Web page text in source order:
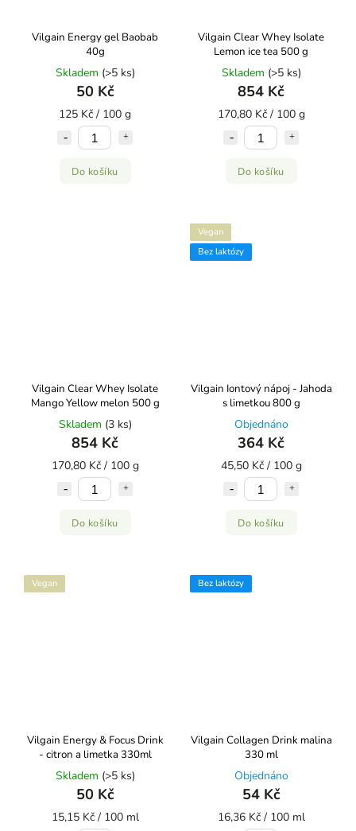
Vilgain Energy gel Baobab
40g
Skladem (>5 ks)
50 Kč
125 Kč / 100 g
Do košíku
Vilgain Clear Whey Isolate
Lemon ice tea 500 g
Skladem (>5 ks)
854 Kč
170,80 Kč / 100 g
Do košíku
Vilgain Clear Whey Isolate
Mango Yellow melon 500 g
Skladem (3 ks)
854 Kč
170,80 Kč / 100 g
Do košíku
Vegan
Bez laktózy
Vilgain Iontový nápoj - Jahoda
s limetkou 800 g
Objednáno
364 Kč
45,50 Kč / 100 g
Do košíku
Vegan
Vilgain Energy & Focus Drink
- citron a limetka 330ml
Skladem (>5 ks)
50 Kč
15,15 Kč / 100 ml
Bez laktózy
Vilgain Collagen Drink malina
330 ml
Objednáno
54 Kč
16,36 Kč / 100 ml